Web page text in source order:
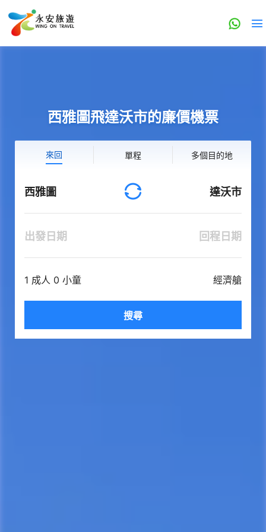
西雅圖飛達沃市的廉價機票
來回 單程 多個目的地
西雅圖 達沃市
出發日期 回程日期
1 成人 0 小童 經濟艙
搜尋